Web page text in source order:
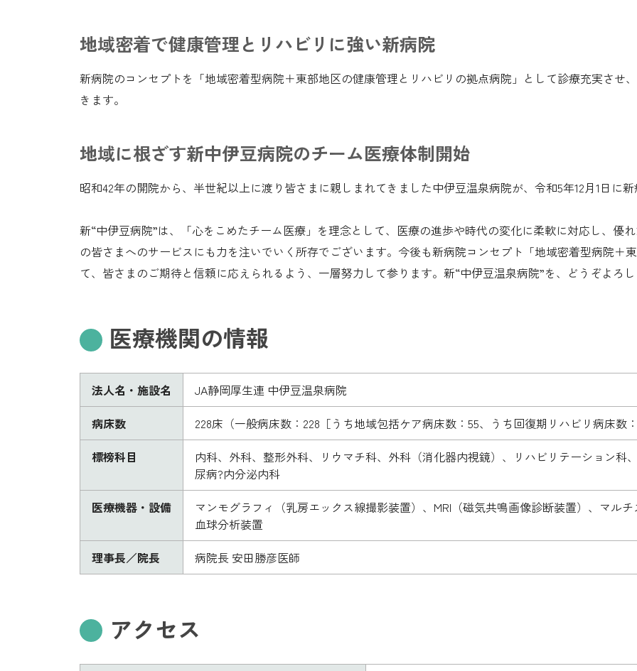
地域密着で健康管理とリハビリに強い新病院
新病院のコンセプトを「地域密着型病院＋東部地区の健康管理とリハビリの拠点病院」として診療充実させ
きます。
地域に根ざす新中伊豆病院のチーム医療体制開始
昭和42年の開院から、半世紀以上に渡り皆さまに親しまれてきました中伊豆温泉病院が、令和5年12月1日に新
新“中伊豆病院”は、「心をこめたチーム医療」を理念として、医療の進歩や時代の変化に柔軟に対応し、優
の皆さまへのサービスにも力を注いでいく所存でございます。今後も新病院コンセプト「地域密着型病院＋
て、皆さまのご期待と信頼に応えられるよう、一層努力して参ります。新“中伊豆温泉病院”を、どうぞよろし
医療機関の情報
法人名・施設名
JA静岡厚生連 中伊豆温泉病院
病床数
228床（一般病床数：228［うち地域包括ケア病床数：55、うち回復期リハビリ病床数：
標榜科目
内科、外科、整形外科、リウマチ科、外科（消化器内視鏡）、リハビリテーション科
尿病?内分泌内科
医療機器・設備
マンモグラフィ（乳房エックス線撮影装置）、MRI（磁気共鳴画像診断装置）、マル
血球分析装置
理事長／院長
病院長 安田勝彦医師
アクセス